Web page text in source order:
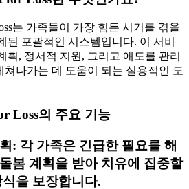
는 가족들이 가장 힘든 시기를 겪을
된 포괄적인 시스템입니다. 이 서비
획, 정서적 지원, 그리고 애도를 관리
나가는 데 도움이 되는 실용적인 도
Loss의 주요 기능
: 각 가족은 긴급한 필요를 해
봄 계획을 받아 치유에 집중할
을 보장합니다.